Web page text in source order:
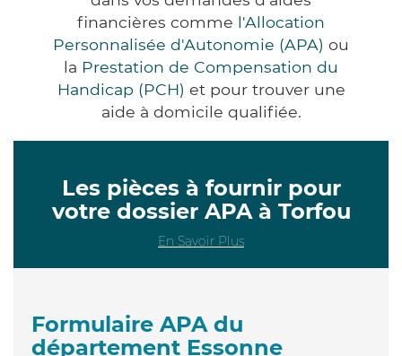
financières comme l'Allocation
Personnalisée d'Autonomie (APA) ou
la Prestation de Compensation du
Handicap (PCH) et pour trouver une
aide à domicile qualifiée.
Les pièces à fournir pour
votre dossier APA à Torfou
En Savoir Plus
Formulaire APA du
département Essonne